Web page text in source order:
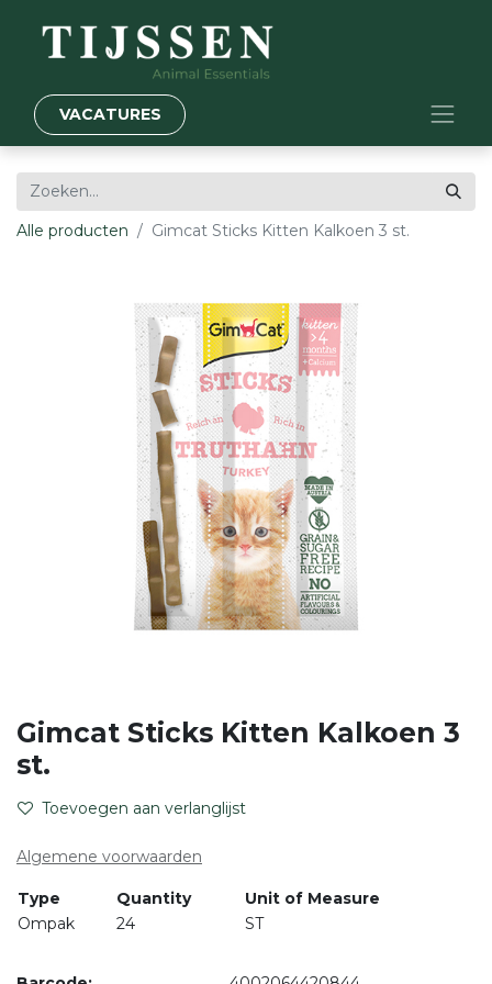
VACATURES
Alle producten Gimcat Sticks Kitten Kalkoen 3 st.
Gimcat Sticks Kitten Kalkoen 3
st.
Toevoegen aan verlanglijst
Algemene voorwaarden
Type Quantity
Unit of Measure
Ompak
24 ST